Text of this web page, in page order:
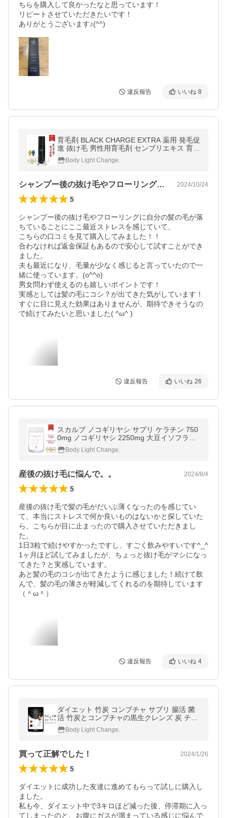
ちらを購入して良かったなと思っています！
リピートさせていただきたいです！
ありがとうございます♪(^^)
違反報告 いいね 8
育毛剤 BLACK CHARGE EXTRA 薬用 発毛促
進 抜け毛 男性用育毛剤 センブリエキス 育毛
トニック 送料無料 REQST DIO［医薬部外
品］Body Light Change.
シャンプー後の抜け毛やフローリングに自… 2024/10/24
5
シャンプー後の抜け毛やフローリングに自分の髪の毛が落
ちていることにここ最近ストレスを感じていて、
こちらの口コミを見て購入してみました！！
合わなければ返金保証もあるので安心して試すことができ
ました。
夫も最近になり、毛量が少なく感じると言っていたので一
緒に使っています。(o^^o)
男女問わず使えるのも嬉しいポイントです！
実感としては髪の毛にコシ？が出てきた気がしています！
すぐに目に見えた効果はありませんが、期待できそうなの
で続けてみたいと思いました( ^ω^ )
違反報告 いいね 26
スカルプ ノコギリヤシ サプリ ケラチン 750
0mg ノコギリヤシ 2250mg 大豆イソフラボ
ン 女性 Black Up Energy Ladies 90粒 RESE
STABody Light Change.
産後の抜け毛に悩んで。。 2024/8/4
5
産後の抜け毛で髪の毛がだいぶ薄くなったのを感じてい
て、本当にストレスで何か良いものはないかと探していた
ら、こちらが目に止まったので購入させていただきまし
た。
1日3粒で続けやすかったですし、すごく飲みやすいです^_^
1ヶ月ほど試してみましたが、ちょっと抜け毛がマシになっ
てきた？と実感しています。
あと髪の毛のコシが出てきたように感じました！続けて飲
んで、髪の毛の薄さが軽減してくれるのを期待しています
（＾ω＾）
違反報告 いいね 4
ダイエット 竹炭 コンブチャ サプリ 腸活 菌
活 竹炭とコンブチャの黒生クレンズ 炭 チャ
コール 乳酸菌 食物繊維 サプリメント 30日
分 Body Light Change.
買って正解でした！ 2024/1/26
5
ダイエットに成功した友達に進めてもらって試しに購入し
ました。
私も今、ダイエット中で3キロほど減った後、停滞期に入っ
てしまったのと、お腹にガスが溜まっている感じに悩んで